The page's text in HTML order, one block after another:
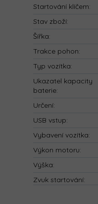
Startování klíčem:
Stav zboží:
Šířka:
Trakce pohon:
Typ vozítka:
Ukazatel kapacity
baterie:
Určení:
USB vstup:
Vybavení vozítka:
Výkon motoru:
Výška:
Zvuk startování: